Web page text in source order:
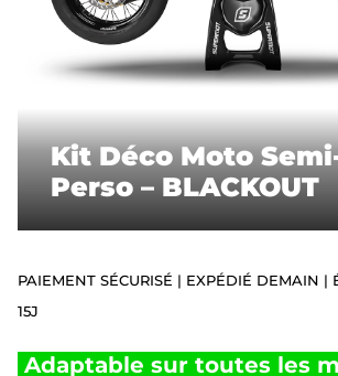
CADEAUX
SUPERMOT
Kit Déco Moto
Perso – BLACKOUT
PAIEMENT SÉCURISÉ | EXPÉDIÉ DEMAIN |
15J
Adaptable sur toutes les